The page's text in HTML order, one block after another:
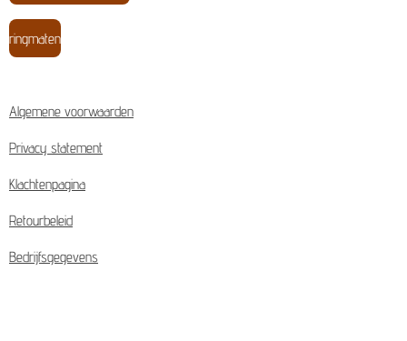
ringmaten
Algemene voorwaarden
Privacy statement
Klachtenpagina
Retourbeleid
Bedrijfsgegevens